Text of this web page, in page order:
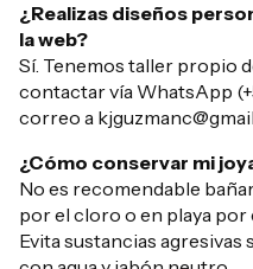
¿Realizas diseños
la web?
Sí. Tenemos taller propio
contactar vía WhatsApp
correo a
¿Cómo conservar mi
No es recomendable
por el cloro o en playa por
Evita sustancias agresivas